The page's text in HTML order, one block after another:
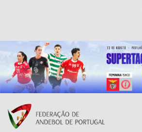
Resultados Andebol
Federação de Andebol de Portugal
Grátis - Disponivel na Play Store